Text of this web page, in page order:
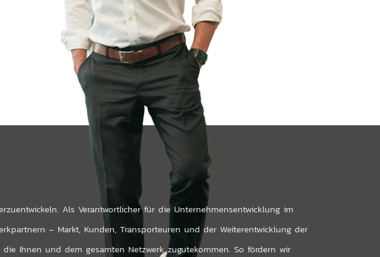
Als Verantwortlicher für die Unternehmensentwicklung im
– Markt, Kunden, Transporteuren und der Weiterentwicklung der
Ihnen und dem gesamten Netzwerk zugutekommen. So fördern wir